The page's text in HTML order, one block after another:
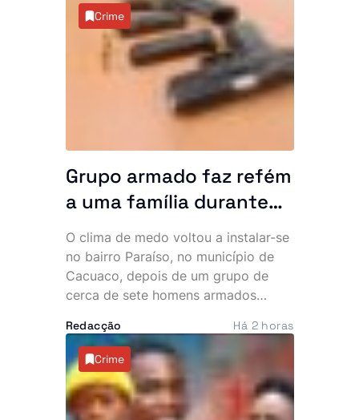
empossados, sublinhando que o
Executivo espera resultados
concretos na resolução dos
principais problemas do país. No
mesmo dia, o Chefe de Estado
recebeu ainda o embaixador
cessante do Vietname em Angola,
Crime
Grupo armado faz refém
a uma família durante
uma hora no bairro
Paraíso. Polícia vê
navios e poeira
O clima de medo voltou a instalar-se
no bairro Paraíso, no município de
Cacuaco, depois de um grupo de
cerca de sete homens armados
madrugada desta quinta-feira. Os
assaltantes roubaram mais de 500
mil kwanzas, telemóveis,
computadores, jóias e documentos,
deixando os moradores em choque e
Redacção Há 2 horas
Crime